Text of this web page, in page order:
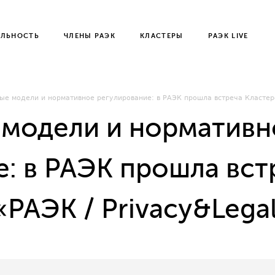
ЧЛЕНЫ РАЭК КЛАСТЕРЫ РАЭК LIVE
модели и нормативное регулирование: в РАЭК прошла встреча
и
в РАЭК прошла
/